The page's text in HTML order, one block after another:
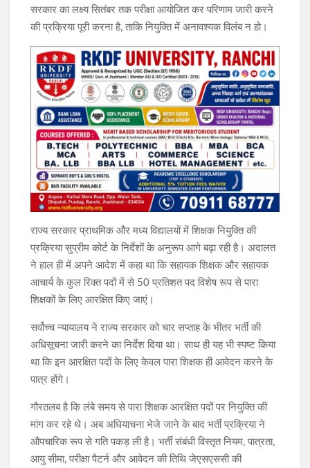
सरकार का लक्ष्य सितंबर तक परीक्षा आयोजित कर परिणाम जारी करने
की प्रक्रिया पूरी करना है, ताकि नियुक्ति में अनावश्यक विलंब न हो।
राज्य सरकार प्राथमिक और मध्य विद्यालयों में शिक्षक नियुक्ति की
प्रक्रिया सुप्रीम कोर्ट के निर्देशों के अनुरूप आगे बढ़ा रही है। अदालत
ने हाल ही में अपने आदेश में कहा था कि सहायक शिक्षक और सहायक
आचार्य के कुल रिक्त पदों में से 50 प्रतिशत पद विशेष रूप से पारा
शिक्षकों के लिए आरक्षित किए जाएं।
सर्वोच्च न्यायालय ने राज्य सरकार को चार सप्ताह के भीतर भर्ती की
अधिसूचना जारी करने का निर्देश दिया था। साथ ही यह भी स्पष्ट किया
था कि इन आरक्षित पदों के लिए केवल पारा शिक्षक ही आवेदन करने के
पात्र होंगे।
गौरतलब है कि लंबे समय से पारा शिक्षक आरक्षित पदों पर नियुक्ति की
मांग कर रहे थे। अब अधियाचना भेजे जाने के बाद भर्ती प्रक्रिया ने
औपचारिक रूप से गति पकड़ ली है। भर्ती संबंधी विस्तृत नियम, पात्रता,
आयु सीमा, परीक्षा पैटर्न और आवेदन की तिथि जेएसएससी की